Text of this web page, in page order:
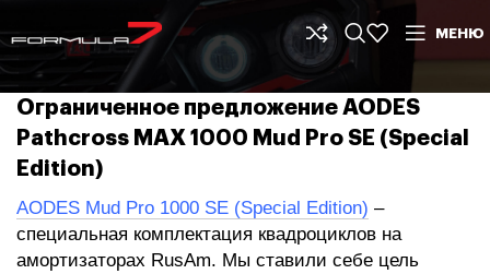
МЕНЮ
Ограниченное предложение AODES
Pathcross MAX 1000 Mud Pro SE (Special
Edition)
AODES Mud Pro 1000 SE (Special Edition) –
специальная комплектация квадроциклов на
амортизаторах RusAm. Мы ставили себе цель